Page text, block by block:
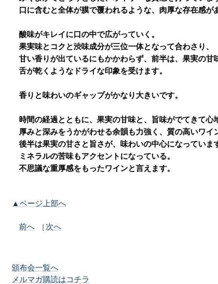
口に含むと全体が膜で覆われるような、肉厚な存在感が
酸味がキレイに口の中で広がっていく。
果実味とコクと渋味成分が三位一体となって合わさり、
甘い香りが出ているにもかかわらず、前半は、果実の甘
舌が乾くようなドライな印象を受けます。
香りと味わいのギャップがかなり大きいです。
時間の経過とともに、果実の甘味と、旨味がでてきて心
厚みと深みをうかがわせる余韻も力強く、質の高いワイ
後半は果実の甘さと旨さが、味わいの中心になっていま
ミネラルの苦味もアクセントになっている。
不思議な重厚感をもったワインと言えます。
▲ページ上部へ
前へ| 次へ
頒布会一覧へ
メルマガ購読はコチラ